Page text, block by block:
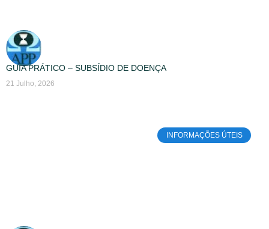
GUIA PRÁTICO – SUBSÍDIO DE DOENÇA
21 Julho, 2026
INFORMAÇÕES ÚTEIS